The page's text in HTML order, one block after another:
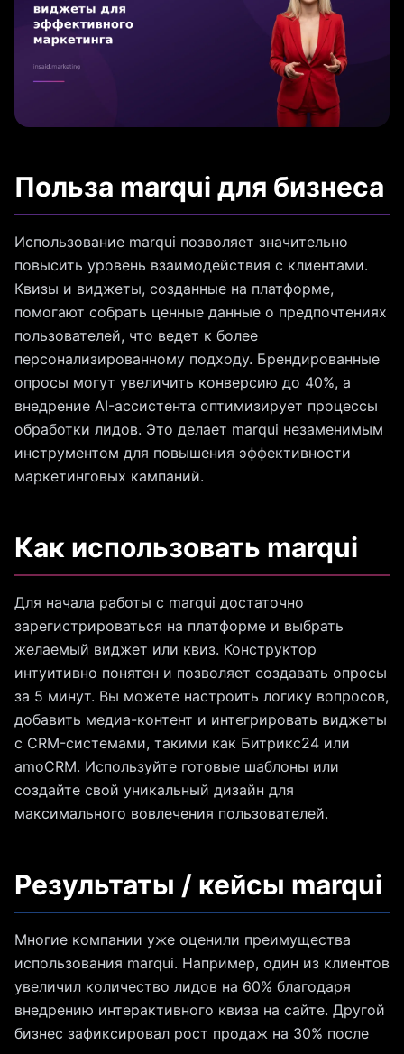
Польза marqui для бизнеса
Использование marqui позволяет значительно
повысить уровень взаимодействия с клиентами.
Квизы и виджеты, созданные на платформе,
помогают собрать ценные данные о предпочтениях
пользователей, что ведет к более
персонализированному подходу. Брендированные
опросы могут увеличить конверсию до 40%, а
внедрение AI-ассистента оптимизирует процессы
обработки лидов. Это делает marqui незаменимым
инструментом для повышения эффективности
маркетинговых кампаний.
Как использовать marqui
Для начала работы с marqui достаточно
зарегистрироваться на платформе и выбрать
желаемый виджет или квиз. Конструктор
интуитивно понятен и позволяет создавать опросы
за 5 минут. Вы можете настроить логику вопросов,
добавить медиа-контент и интегрировать виджеты
с CRM-системами, такими как Битрикс24 или
amoCRM. Используйте готовые шаблоны или
создайте свой уникальный дизайн для
максимального вовлечения пользователей.
Результаты / кейсы marqui
Многие компании уже оценили преимущества
использования marqui. Например, один из клиентов
увеличил количество лидов на 60% благодаря
внедрению интерактивного квиза на сайте. Другой
бизнес зафиксировал рост продаж на 30% после